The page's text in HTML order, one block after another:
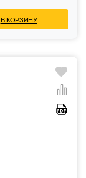
В КОРЗИНУ